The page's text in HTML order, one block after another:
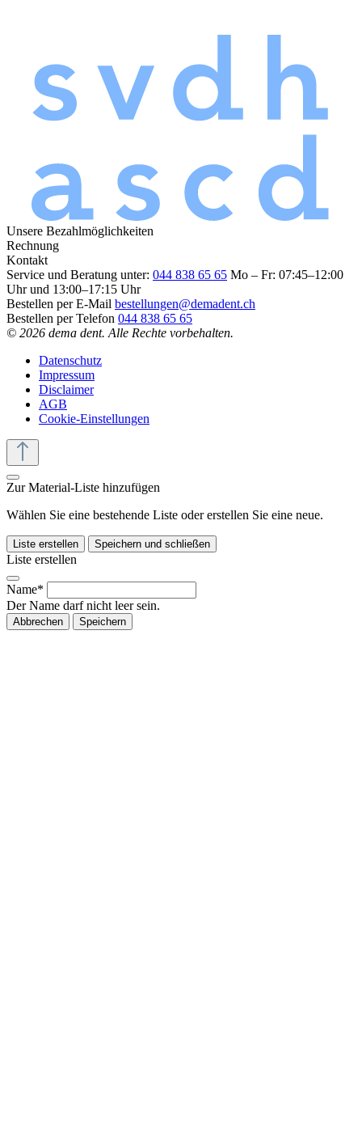
Unsere Bezahlmöglichkeiten
Rechnung
Kontakt
Service und Beratung unter: 044 838 65 65 Mo – Fr: 07:45–12:00
Uhr und 13:00–17:15 Uhr
Bestellen per E-Mail bestellungen@demadent.ch
Bestellen per Telefon 044 838 65 65
© 2026 dema dent. Alle Rechte vorbehalten.
Datenschutz
Impressum
Disclaimer
AGB
Cookie-Einstellungen
Zur Material-Liste hinzufügen
Wählen Sie eine bestehende Liste oder erstellen Sie eine neue.
Liste erstellen Speichern und schließen
Liste erstellen
Name*
Der Name darf nicht leer sein.
Abbrechen Speichern